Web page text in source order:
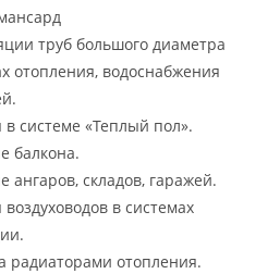
труб большого диаметра
отопления, водоснабжения
системе «Теплый пол».
балкона.
ангаров, складов, гаражей.
в системах
радиаторами отопления.